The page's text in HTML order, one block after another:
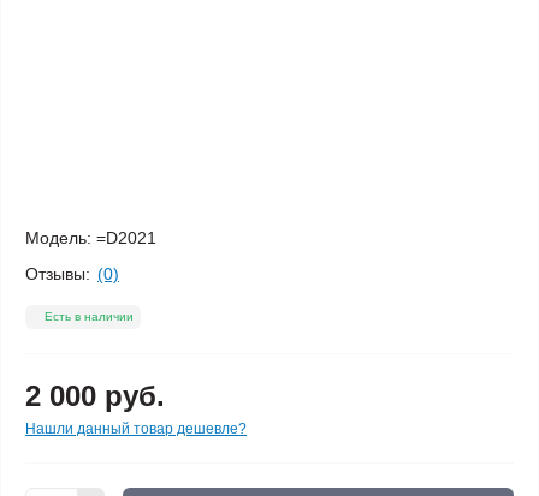
Модель: =D2021
Отзывы: (0)
Есть в наличии
2 000 руб.
Нашли данный товар дешевле?